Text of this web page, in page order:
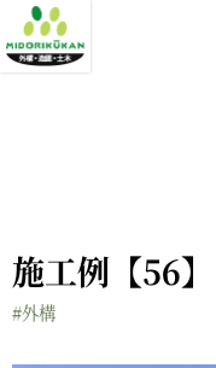
施工例【56】
#外構